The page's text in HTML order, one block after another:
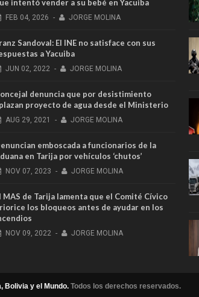
intentó vender a su bebé en Yacuiba
FEB 04, 2026 - JORGE MOLINA
Sandoval: El INE no satisface con sus
a Yacuiba
JUN 02, 2022 - JORGE MOLINA
denuncia que por desistimiento
proyecto de agua desde el Ministerio
AUG 29, 2021 - JORGE MOLINA
emboscada a funcionarios de la
en Tarija por vehículos ‘chutos’
NOV 07, 2023 - JORGE MOLINA
MAS de Tarija lamenta que el Comité Cívico
los bloqueos antes de ayudar en los
NOV 09, 2022 - JORGE MOLINA
Bolivia y el Mundo. Todos los derechos reservados.